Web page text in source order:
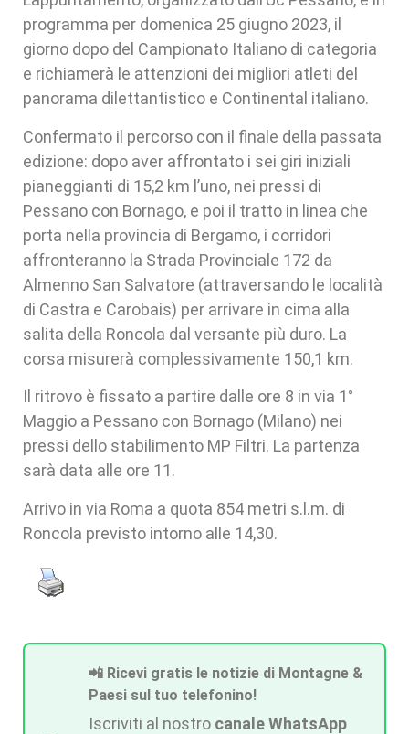
programma per domenica 25 giugno 2023, il
giorno dopo del Campionato Italiano di categoria
e richiamerà le attenzioni dei migliori atleti del
panorama dilettantistico e Continental italiano.
Confermato il percorso con il finale della passata
edizione: dopo aver affrontato i sei giri iniziali
pianeggianti di 15,2 km l’uno, nei pressi di
Pessano con Bornago, e poi il tratto in linea che
porta nella provincia di Bergamo, i corridori
affronteranno la Strada Provinciale 172 da
Almenno San Salvatore (attraversando le località
di Castra e Carobais) per arrivare in cima alla
salita della Roncola dal versante più duro. La
corsa misurerà complessivamente 150,1 km.
Il ritrovo è fissato a partire dalle ore 8 in via 1°
Maggio a Pessano con Bornago (Milano) nei
pressi dello stabilimento MP Filtri. La partenza
sarà data alle ore 11.
Arrivo in via Roma a quota 854 metri s.l.m. di
Roncola previsto intorno alle 14,30.
📲 Ricevi gratis le notizie di Montagne &
Paesi sul tuo telefonino!
Iscriviti al nostro canale WhatsApp